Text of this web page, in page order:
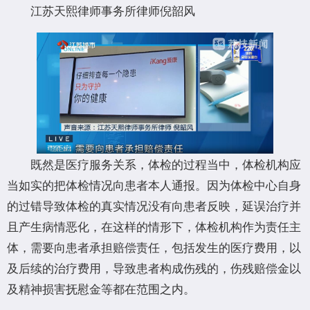
江苏天熙律师事务所律师倪韶风
既然是医疗服务关系，体检的过程当中，体检机构应
当如实的把体检情况向患者本人通报。因为体检中心自身
的过错导致体检的真实情况没有向患者反映，延误治疗并
且产生病情恶化，在这样的情形下，体检机构作为责任主
体，需要向患者承担赔偿责任，包括发生的医疗费用，以
及后续的治疗费用，导致患者构成伤残的，伤残赔偿金以
及精神损害抚慰金等都在范围之内。